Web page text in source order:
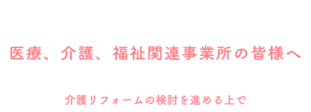
よい提案を差し上げられるのか？に対して真剣に向き合
きゃ！！」と思うことを提供していきたいと願っており